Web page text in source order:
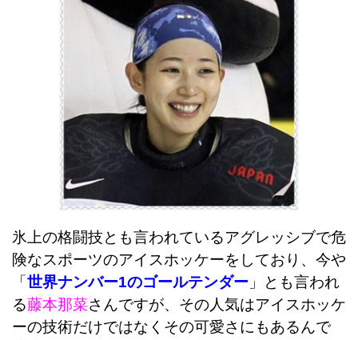
氷上の格闘技とも言われているアグレッシブで危
険なスポーツのアイスホッケーをしており、今や
「 世界ナンバー1のゴールテンダー 」とも言われ
る藤本那菜さんですが、その人気はアイスホッケ
ーの技術だけではなくその可愛さにもあるんで